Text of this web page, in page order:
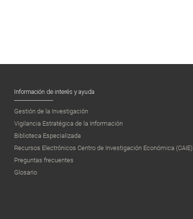
Información de interés y ayuda
Gestión de la Investigación
Vigilancia Estratégica de la Información
Biblioteca Especializada
Recursos Electrónicos Centro de Investigación Económica (CAIE)
Preguntas frecuentes
Glosario